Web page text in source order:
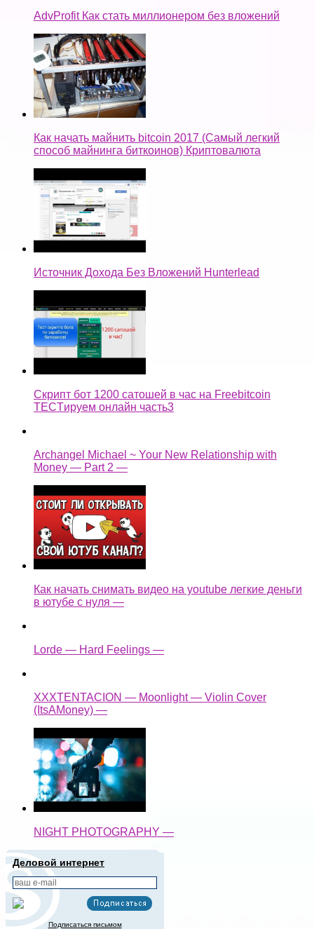
AdvProfit Как стать миллионером без вложений
Как начать майнить bitcoin 2017 (Самый легкий
способ майнинга биткоинов) Криптовалюта
Источник Дохода Без Вложений Hunterlead
Скрипт бот 1200 сатошей в час на Freebitcoin
TECTируем онлайн часть3
Archangel Michael ~ Your New Relationship with
Money — Part 2 —
Как начать снимать видео на youtube легкие деньги
в ютубе с нуля —
Lorde — Hard Feelings —
XXXTENTACION — Moonlight — Violin Cover
(ItsAMoney) —
NIGHT PHOTOGRAPHY —
Деловой интернет
Подписаться письмом